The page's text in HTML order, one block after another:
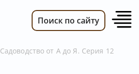
Поиск по сайту
Садоводство от А до Я. Серия 12